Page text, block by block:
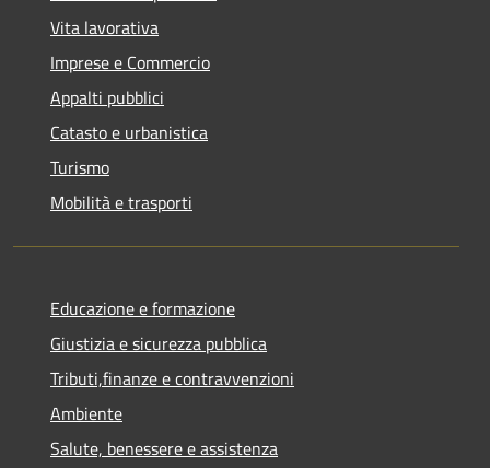
Vita lavorativa
Imprese e Commercio
Appalti pubblici
Catasto e urbanistica
Turismo
Mobilità e trasporti
Educazione e formazione
Giustizia e sicurezza pubblica
Tributi,finanze e contravvenzioni
Ambiente
Salute, benessere e assistenza